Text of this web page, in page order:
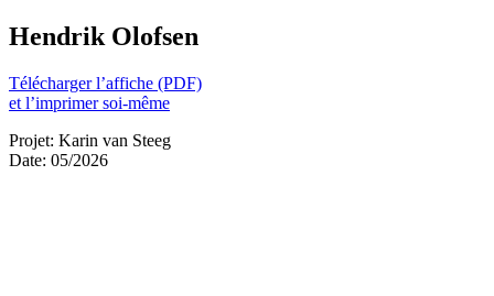
Hendrik Olofsen
Télécharger l’affiche (PDF)
et l’imprimer soi-même
Projet: Karin van Steeg
Date: 05/2026